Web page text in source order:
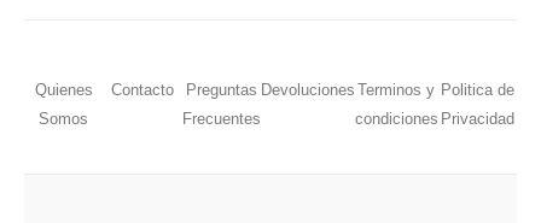
Quienes
Somos
Contacto
Preguntas
Frecuentes
Devoluciones Terminos y
condiciones
Politica de
Privacidad